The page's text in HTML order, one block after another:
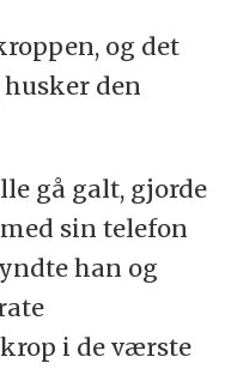
og det
den
gå galt, gjorde
sin telefon
han og
i de værste